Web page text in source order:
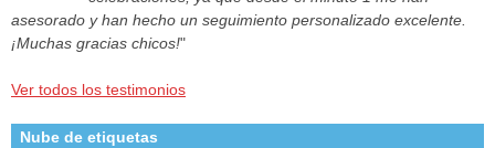
asesorado y han hecho un seguimiento personalizado excelente.
¡Muchas gracias chicos!"
Ver todos los testimonios
Nube de etiquetas